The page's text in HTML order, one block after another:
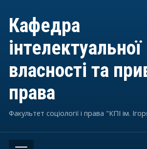
Кафедра
інтелектуальної
власності та
права
Факультет соціології і права "КПІ ім.